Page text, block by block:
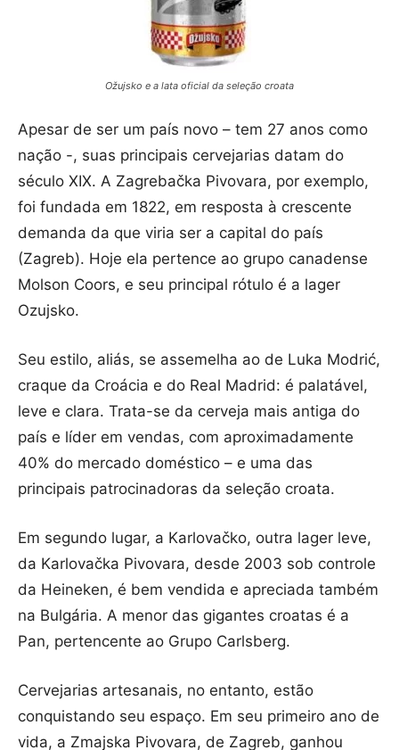
Ožujsko e a lata oficial da seleção croata
Apesar de ser um país novo – tem 27 anos como
nação -, suas principais cervejarias datam do
século XIX. A Zagrebačka Pivovara, por exemplo,
foi fundada em 1822, em resposta à crescente
demanda da que viria ser a capital do país
(Zagreb). Hoje ela pertence ao grupo canadense
Molson Coors, e seu principal rótulo é a lager
Ozujsko.
Seu estilo, aliás, se assemelha ao de Luka Modrić,
craque da Croácia e do Real Madrid: é palatável,
leve e clara. Trata-se da cerveja mais antiga do
país e líder em vendas, com aproximadamente
40% do mercado doméstico – e uma das
principais patrocinadoras da seleção croata.
Em segundo lugar, a Karlovačko, outra lager leve,
da Karlovačka Pivovara, desde 2003 sob controle
da Heineken, é bem vendida e apreciada também
na Bulgária. A menor das gigantes croatas é a
Pan, pertencente ao Grupo Carlsberg.
Cervejarias artesanais, no entanto, estão
conquistando seu espaço. Em seu primeiro ano de
vida, a Zmajska Pivovara, de Zagreb, ganhou